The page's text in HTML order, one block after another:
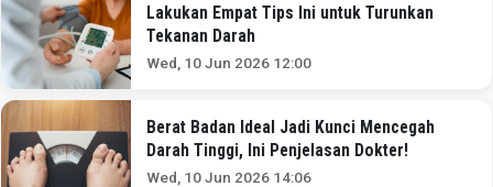
Lakukan Empat Tips Ini untuk Turunkan
Tekanan Darah
Wed, 10 Jun 2026 12:00
Berat Badan Ideal Jadi Kunci Mencegah
Darah Tinggi, Ini Penjelasan Dokter!
Wed, 10 Jun 2026 14:06